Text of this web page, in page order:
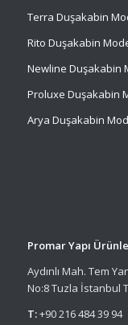
Terra Duşakabin
Rito Duşakabin
Newline Duşakabin
Proluxe Duşakabin
Arya Duşakabin
Promar Yapı
Aydınlı Mah. Tem
No:8 Tuzla İstanbul
T:+90 216 484 39 94